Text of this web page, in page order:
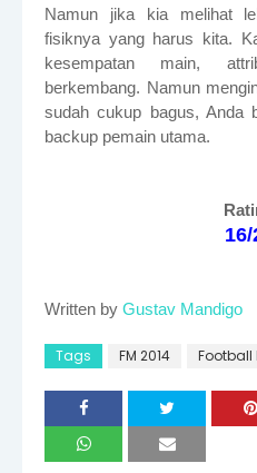
Namun jika kia melihat
fisiknya yang harus kita.
kesempatan main,
berkembang. Namun
sudah cukup bagus, Anda
backup pemain utama.
16/
Written by Gustav Mandigo
Tags FM 2014 Football